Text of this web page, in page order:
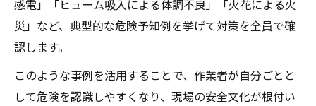
感電」「ヒューム吸入による体調不良」「火花による火
災」など、典型的な危険予知例を挙げて対策を全員で確
認します。
このような事例を活用することで、作業者が自分ごとと
して危険を認識しやすくなり、現場の安全文化が根付い